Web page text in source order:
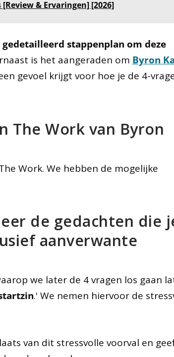
& Ervaringen] [2026]
stappenplan om deze
is het aangeraden om Byron
gevoel krijgt voor hoe je de 4-
The Work van Byron
Work. We hebben de mogelijke
de gedachten die
aanverwante
we later de 4 vragen los gaan
.' We nemen hiervoor de
van dit stressvolle voorval en